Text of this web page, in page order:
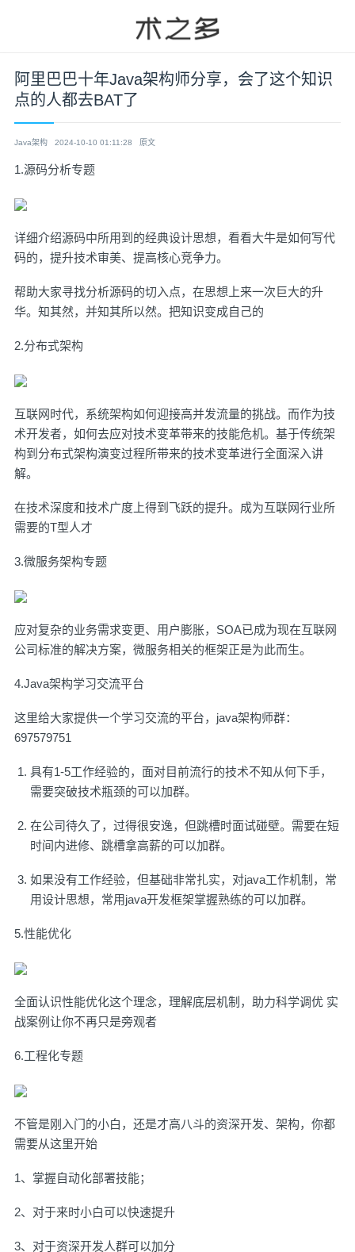
阿里巴巴十年Java架构师分享，会了这个知识
点的人都去BAT了
Java架构 2024-10-10 01:11:28 原文
1.源码分析专题
详细介绍源码中所用到的经典设计思想，看看大牛是如何写代
码的，提升技术审美、提高核心竞争力。
帮助大家寻找分析源码的切入点，在思想上来一次巨大的升
华。知其然，并知其所以然。把知识变成自己的
2.分布式架构
互联网时代，系统架构如何迎接高并发流量的挑战。而作为技
术开发者，如何去应对技术变革带来的技能危机。基于传统架
构到分布式架构演变过程所带来的技术变革进行全面深入讲
解。
在技术深度和技术广度上得到飞跃的提升。成为互联网行业所
需要的T型人才
3.微服务架构专题
应对复杂的业务需求变更、用户膨胀，SOA已成为现在互联网
公司标准的解决方案，微服务相关的框架正是为此而生。
4.Java架构学习交流平台
这里给大家提供一个学习交流的平台，java架构师群：
697579751
具有1-5工作经验的，面对目前流行的技术不知从何下手，
需要突破技术瓶颈的可以加群。
在公司待久了，过得很安逸，但跳槽时面试碰壁。需要在短
时间内进修、跳槽拿高薪的可以加群。
如果没有工作经验，但基础非常扎实，对java工作机制，常
用设计思想，常用java开发框架掌握熟练的可以加群。
5.性能优化
全面认识性能优化这个理念，理解底层机制，助力科学调优 实
战案例让你不再只是旁观者
6.工程化专题
不管是刚入门的小白，还是才高八斗的资深开发、架构，你都
需要从这里开始
1、掌握自动化部署技能；
2、对于来时小白可以快速提升
3、对于资深开发人群可以加分